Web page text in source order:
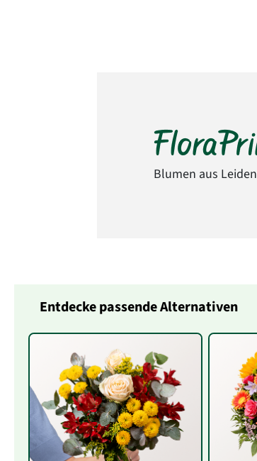
Blumen aus
Entdecke passende Alternativen